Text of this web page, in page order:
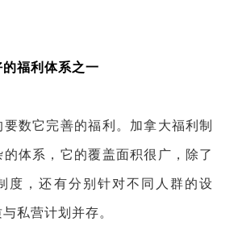
福利体系之一
数它完善的福利。加拿大福利制
体系，它的覆盖面积很广，除了
度，还有分别针对不同人群的设
私营计划并存。